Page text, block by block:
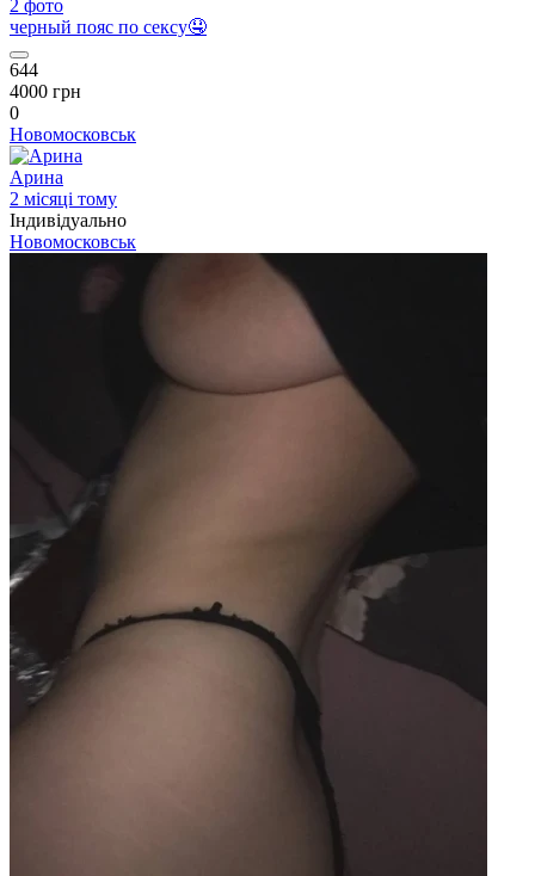
2 фото
черный пояс по сексу🤤
644
4000 грн
0
Новомосковськ
Арина
2 місяці тому
Індивідуально
Новомосковськ